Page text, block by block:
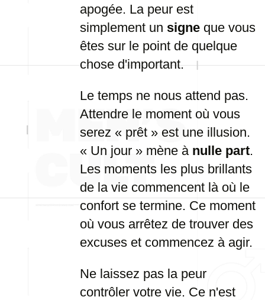
apogée. La peur est
simplement un signe que vous
êtes sur le point de quelque
chose d'important.
Le temps ne nous attend pas.
Attendre le moment où vous
serez « prêt » est une illusion.
« Un jour » mène à nulle part.
Les moments les plus brillants
de la vie commencent là où le
confort se termine. Ce moment
où vous arrêtez de trouver des
excuses et commencez à agir.
Ne laissez pas la peur
contrôler votre vie. Ce n'est